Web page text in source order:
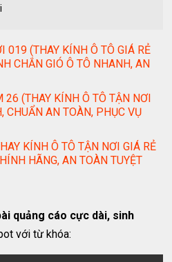
019 (THAY KÍNH Ô TÔ GIÁ RẺ
CHẮN GIÓ Ô TÔ NHANH, AN
26 (THAY KÍNH Ô TÔ TẬN NƠI
CHUẨN AN TOÀN, PHỤC VỤ
KÍNH Ô TÔ TẬN NƠI GIÁ RẺ
HÃNG, AN TOÀN TUYỆT
quảng cáo cực dài, sinh
với từ khóa: